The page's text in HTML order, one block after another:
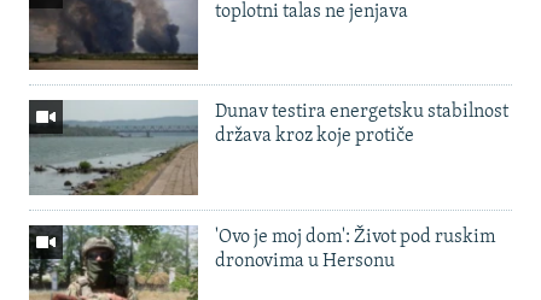
toplotni talas ne jenjava
Dunav testira energetsku stabilnost
država kroz koje protiče
'Ovo je moj dom': Život pod ruskim
dronovima u Hersonu